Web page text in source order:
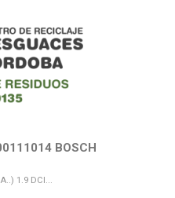
BOSCH
1.9 DCI...